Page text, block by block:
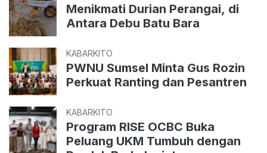
Menikmati Durian Perangai, di
Antara Debu Batu Bara
KABARKITO
PWNU Sumsel Minta Gus Rozin
Perkuat Ranting dan Pesantren
KABARKITO
Program RISE OCBC Buka
Peluang UKM Tumbuh dengan